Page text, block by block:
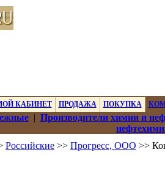
КАБИНЕТ ПРОДАЖА ПОКУПКА
| Производители химии и
Российские >> Прогресс, ООО >>